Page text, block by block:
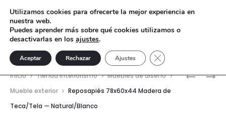
SILLÓN
MESA
Inicio Tienda interiorismo
Muebles de diseño
Mueble exterior
Reposapiés 78x60x44 Madera de
Teca/Tela — Natural/Blanco
Utilizamos cookies para ofrecerte la mejor experiencia en
nuestra web.
Puedes aprender más sobre qué cookies utilizamos o
desactivarlas en los ajustes.
Aceptar Rechazar Ajustes Cerrar el banner de